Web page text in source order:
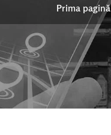
Prima pagină